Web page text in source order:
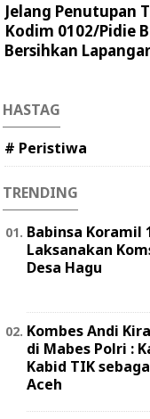
Jelang Penutupan
Kodim 0102/Pidie
Bersihkan
HASTAG
# Peristiwa
TRENDING
Babinsa Koramil
Laksanakan
Desa Hagu
Kombes Andi
di Mabes Polri :
Kabid TIK
Aceh